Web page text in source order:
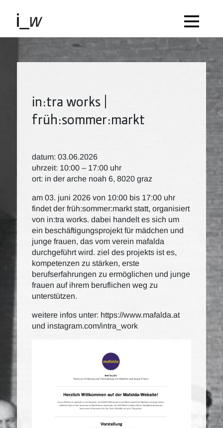
in:tra works |
früh:sommer:markt
datum: 03.06.2026
uhrzeit: 10:00 – 17:00 uhr
ort: in der arche noah 6, 8020 graz
am 03. juni 2026 von 10:00 bis 17:00 uhr
findet der früh:sommer:markt statt, organisiert
von in:tra works. dabei handelt es sich um
ein beschäftigungsprojekt für mädchen und
junge frauen, das vom verein mafalda
durchgeführt wird. ziel des projekts ist es,
kompetenzen zu stärken, erste
berufserfahrungen zu ermöglichen und junge
frauen auf ihrem beruflichen weg zu
unterstützen.
weitere infos unter: https://www.mafalda.at
und instagram.com/intra_work